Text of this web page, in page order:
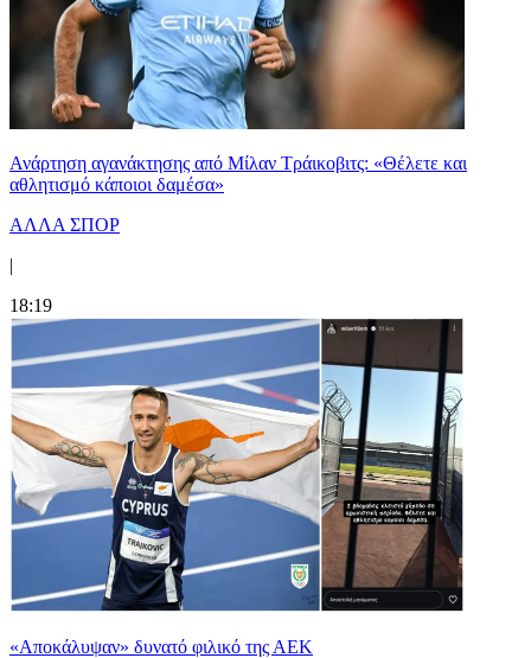
Ανάρτηση αγανάκτησης από Μίλαν Τράικοβιτς: «Θέλετε και
αθλητισμό κάποιοι δαμέσα»
ΑΛΛΑ ΣΠΟΡ
|
18:19
«Αποκάλυψαν» δυνατό φιλικό της ΑΕΚ